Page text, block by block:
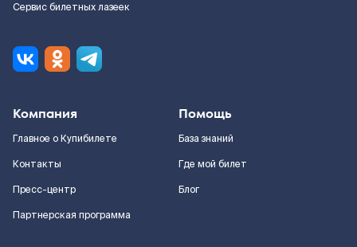
Сервис билетных лазеек
Компания
Главное о Купибилете
Контакты
Пресс-центр
Партнерская программа
Помощь
База знаний
Где мой билет
Блог